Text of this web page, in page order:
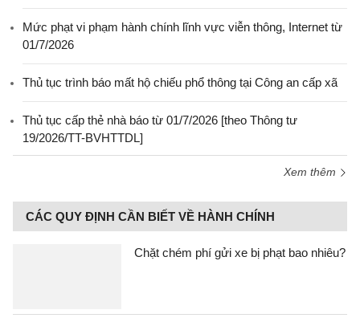
Mức phạt vi phạm hành chính lĩnh vực viễn thông, Internet từ
01/7/2026
Thủ tục trình báo mất hộ chiếu phổ thông tại Công an cấp xã
Thủ tục cấp thẻ nhà báo từ 01/7/2026 [theo Thông tư
19/2026/TT-BVHTTDL]
Xem thêm
CÁC QUY ĐỊNH CẦN BIẾT VỀ HÀNH CHÍNH
Chặt chém phí gửi xe bị phạt bao nhiêu?